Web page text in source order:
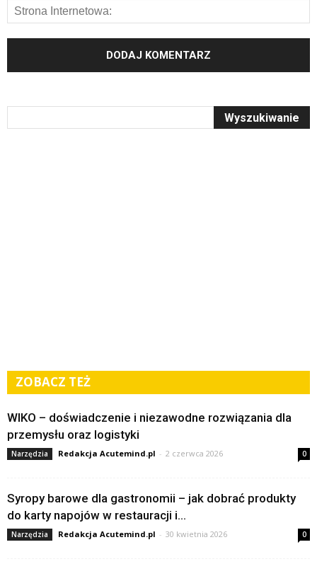
ZOBACZ TEŻ
WIKO – doświadczenie i niezawodne rozwiązania dla
przemysłu oraz logistyki
Narzędzia Redakcja Acutemind.pl - 2 czerwca 2026 0
Syropy barowe dla gastronomii – jak dobrać produkty
do karty napojów w restauracji i...
Narzędzia Redakcja Acutemind.pl - 30 kwietnia 2026 0